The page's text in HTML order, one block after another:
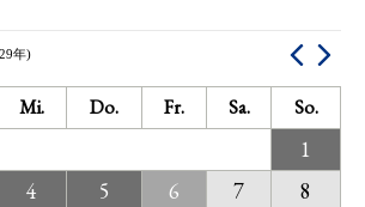
年)
Mi. Do. Fr. Sa. So.
1
4 5 6 7
8